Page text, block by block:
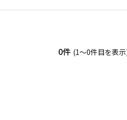
0件 (1〜0件目を表